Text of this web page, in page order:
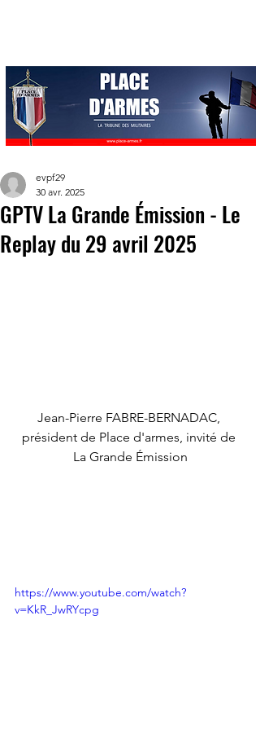
GPTV La Grande Émission - Le
Replay du 29 avril 2025
evpf29
30 avr. 2025
Jean-Pierre FABRE-BERNADAC,
président de Place d'armes, invité de
La Grande Émission
https://www.youtube.com/watch?
v=KkR_JwRYcpg